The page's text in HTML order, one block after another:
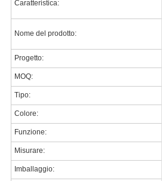
Caratteristica:
Nome del prodotto:
Progetto:
MOQ:
Tipo:
Colore:
Funzione:
Misurare:
Imballaggio: